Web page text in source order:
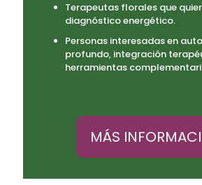
Terapeutas florales que
diagnóstico energético.
Personas interesadas en
profundo, integración
herramientas
MÁS